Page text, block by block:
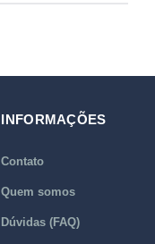
INFORMAÇÕES
Contato
Quem somos
Dúvidas (FAQ)